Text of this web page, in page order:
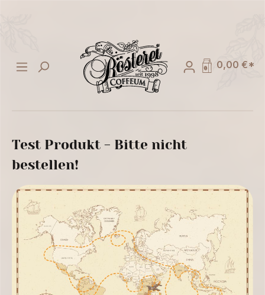
0,00 €*
Test Produkt - Bitte nicht
bestellen!